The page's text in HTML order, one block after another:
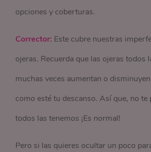
opciones y coberturas.
Corrector: Este cubre nuestras
ojeras. Recuerda que las ojeras todos
muchas veces aumentan o
como esté tu descanso. Así que, no te
todos las tenemos ¡Es normal!
Pero si las quieres ocultar un poco